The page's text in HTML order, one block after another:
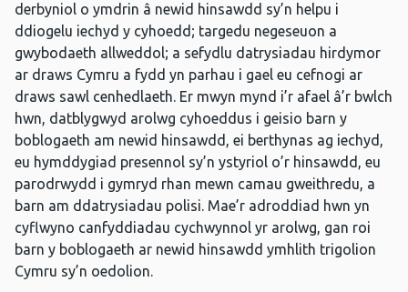
derbyniol o ymdrin â newid hinsawdd sy’n helpu i
ddiogelu iechyd y cyhoedd; targedu negeseuon a
gwybodaeth allweddol; a sefydlu datrysiadau hirdymor
ar draws Cymru a fydd yn parhau i gael eu cefnogi ar
draws sawl cenhedlaeth. Er mwyn mynd i’r afael â’r bwlch
hwn, datblygwyd arolwg cyhoeddus i geisio barn y
boblogaeth am newid hinsawdd, ei berthynas ag iechyd,
eu hymddygiad presennol sy’n ystyriol o’r hinsawdd, eu
parodrwydd i gymryd rhan mewn camau gweithredu, a
barn am ddatrysiadau polisi. Mae’r adroddiad hwn yn
cyflwyno canfyddiadau cychwynnol yr arolwg, gan roi
barn y boblogaeth ar newid hinsawdd ymhlith trigolion
Cymru sy’n oedolion.